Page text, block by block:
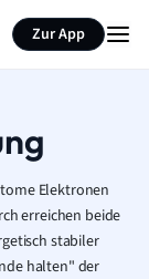
Zur App
Elektronen
erreichen beide
stabiler
halten" der